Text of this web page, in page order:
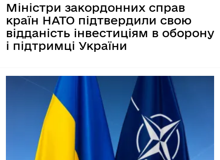
Міністри закордонних справ
країн НАТО підтвердили свою
відданість інвестиціям в оборону
і підтримці України